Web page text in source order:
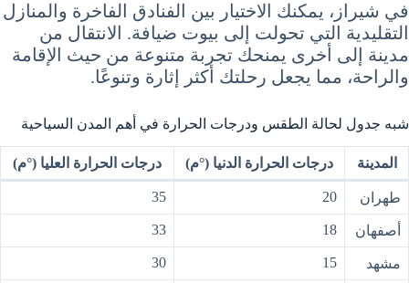
في شيراز، يمكنك الاختيار بين الفنادق الفاخرة والمنازل
التقليدية التي تحولت إلى بيوت ضيافة. الانتقال من
مدينة إلى أخرى يمنحك تجربة متنوعة من حيث الإقامة
والراحة، مما يجعل رحلتك أكثر إثارة وتنوعًا.
شبه جدول لحالة الطقس ودرجات الحرارة في أهم المدن السياحية
المدينة درجات الحرارة الدنيا (°م) درجات الحرارة العليا (°م)
طهران 20
35
أصفهان 18
33
مشهد 15
30